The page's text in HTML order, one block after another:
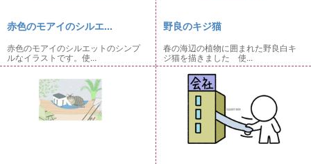
赤色のモアイのシルエ...
赤色のモアイのシルエットのシンプ
ルなイラストです。使...
野良のキジ猫
春の海辺の植物に囲まれた野良白キ
ジ猫を描きました 使...